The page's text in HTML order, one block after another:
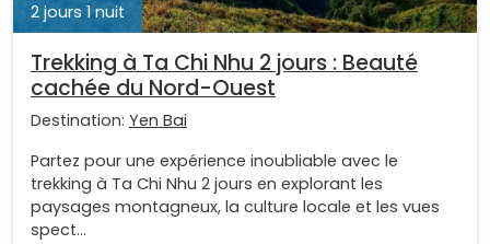
2 jours 1 nuit
Trekking à Ta Chi Nhu 2 jours : Beauté
cachée du Nord-Ouest
Destination: Yen Bai
Partez pour une expérience inoubliable avec le
trekking à Ta Chi Nhu 2 jours en explorant les
paysages montagneux, la culture locale et les vues
spect...